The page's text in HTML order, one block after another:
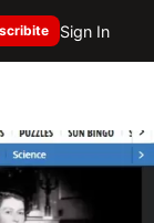
Sign In